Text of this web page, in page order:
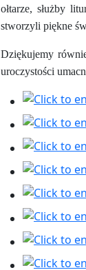
ołtarze, służby
stworzyli piękne
Dziękujemy
uroczystości